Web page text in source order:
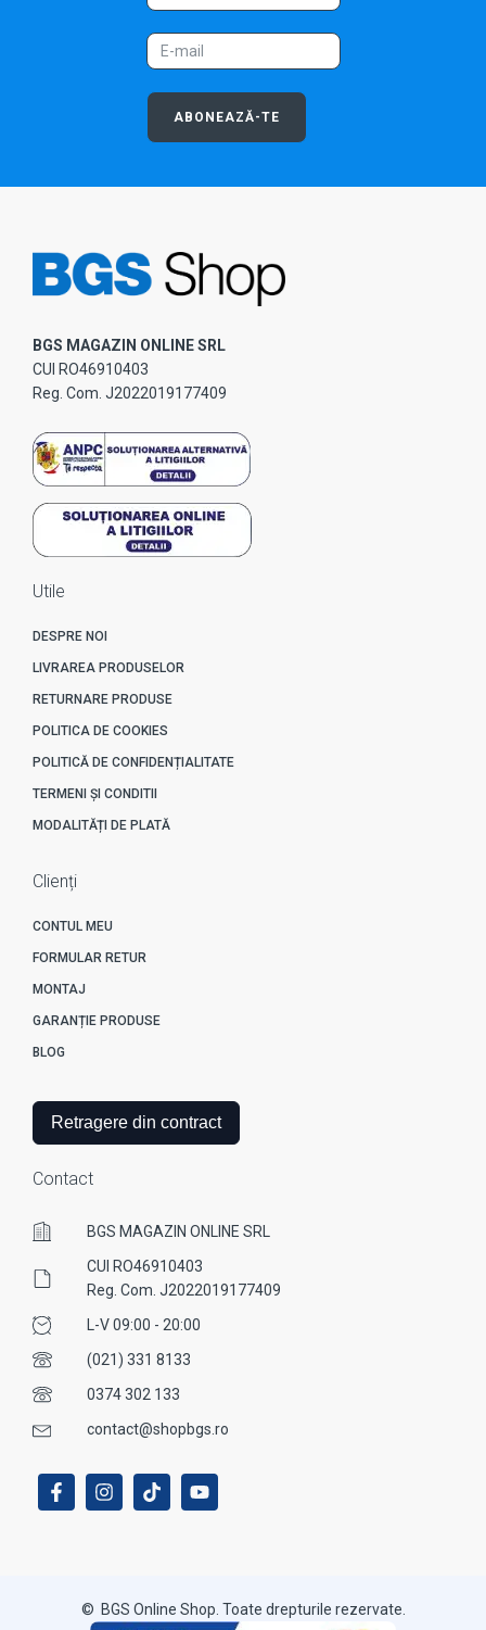
ABONEAZĂ-TE
BGS MAGAZIN ONLINE SRL
CUI RO46910403
Reg. Com. J2022019177409
Utile
DESPRE NOI
LIVRAREA PRODUSELOR
RETURNARE PRODUSE
POLITICA DE COOKIES
POLITICĂ DE CONFIDENȚIALITATE
TERMENI ȘI CONDITII
MODALITĂȚI DE PLATĂ
Clienți
CONTUL MEU
FORMULAR RETUR
MONTAJ
GARANȚIE PRODUSE
BLOG
Retragere din contract
Contact
BGS MAGAZIN ONLINE SRL
CUI RO46910403
Reg. Com. J2022019177409
L-V 09:00 - 20:00
(021) 331 8133
0374 302 133
contact@shopbgs.ro
© BGS Online Shop. Toate drepturile rezervate.